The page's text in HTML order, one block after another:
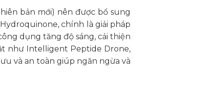
bản mới) nên được bổ sung
chính là giải pháp
dụng tăng độ sáng, cải thiện
như Intelligent Peptide Drone,
và an toàn giúp ngăn ngừa và